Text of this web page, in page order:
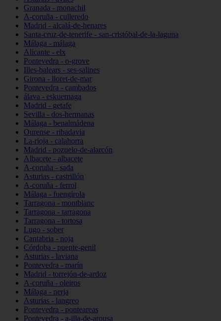
Granada - monachil
A-coruña - culleredo
Madrid - alcalá-de-henares
Santa-cruz-de-tenerife - san-cristóbal-de-la-laguna
Málaga - málaga
Alicante - elx
Pontevedra - o-grove
Illes-balears - ses-salines
Girona - lloret-de-mar
Pontevedra - cambados
álava - eskuernaga
Madrid - getafe
Sevilla - dos-hermanas
Málaga - benalmádena
Ourense - ribadavia
La-rioja - calahorra
Madrid - pozuelo-de-alarcón
Albacete - albacete
A-coruña - sada
Asturias - castrillón
A-coruña - ferrol
Málaga - fuengirola
Tarragona - montblanc
Tarragona - tarragona
Tarragona - tortosa
Lugo - sober
Cantabria - noja
Córdoba - puente-genil
Asturias - laviana
Pontevedra - marín
Madrid - torrejón-de-ardoz
A-coruña - oleiros
Málaga - nerja
Asturias - langreo
Pontevedra - ponteareas
Pontevedra - a-illa-de-arousa